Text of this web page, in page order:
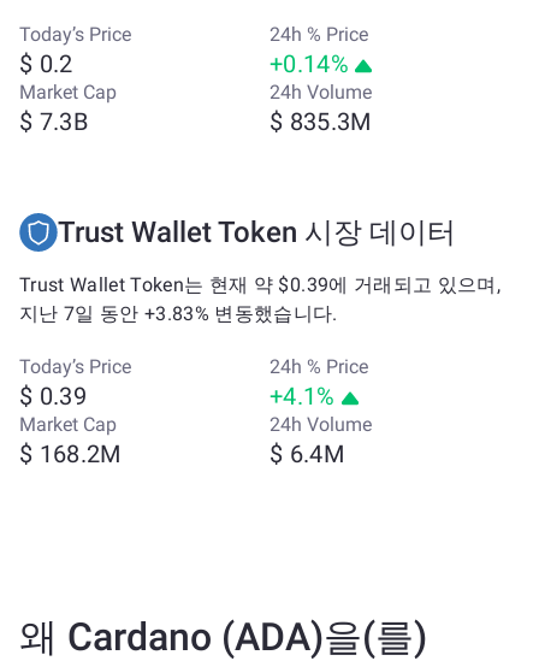
Today’s Price
$ 0.2
24h % Price
+0.14%
Market Cap
$ 7.3B
24h Volume
$ 835.3M
Trust Wallet Token 시장 데이터
Trust Wallet Token는 현재 약 $0.39에 거래되고 있으며,
지난 7일 동안 +3.83% 변동했습니다.
Today’s Price
$ 0.39
24h % Price
+4.1%
Market Cap
$ 168.2M
24h Volume
$ 6.4M
왜 Cardano (ADA)을(를)